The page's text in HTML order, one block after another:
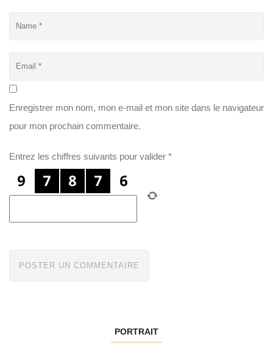
Enregistrer mon nom, mon e-mail et mon site dans le navigateur
pour mon prochain commentaire.
Entrez les chiffres suivants pour valider *
PORTRAIT